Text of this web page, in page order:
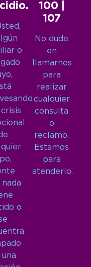
o
nada
o
una
100 |
107
No dude
en
llamarnos
para
realizar
cualquier
consulta
o
reclamo.
Estamos
para
atenderlo.